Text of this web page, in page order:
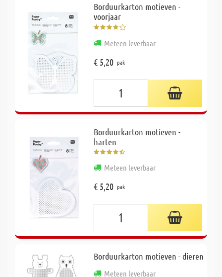
Borduurkarton motieven -
voorjaar
Meteen leverbaar
€ 5,20 pak
Borduurkarton motieven -
harten
Meteen leverbaar
€ 5,20 pak
Borduurkarton motieven - dieren
Meteen leverbaar